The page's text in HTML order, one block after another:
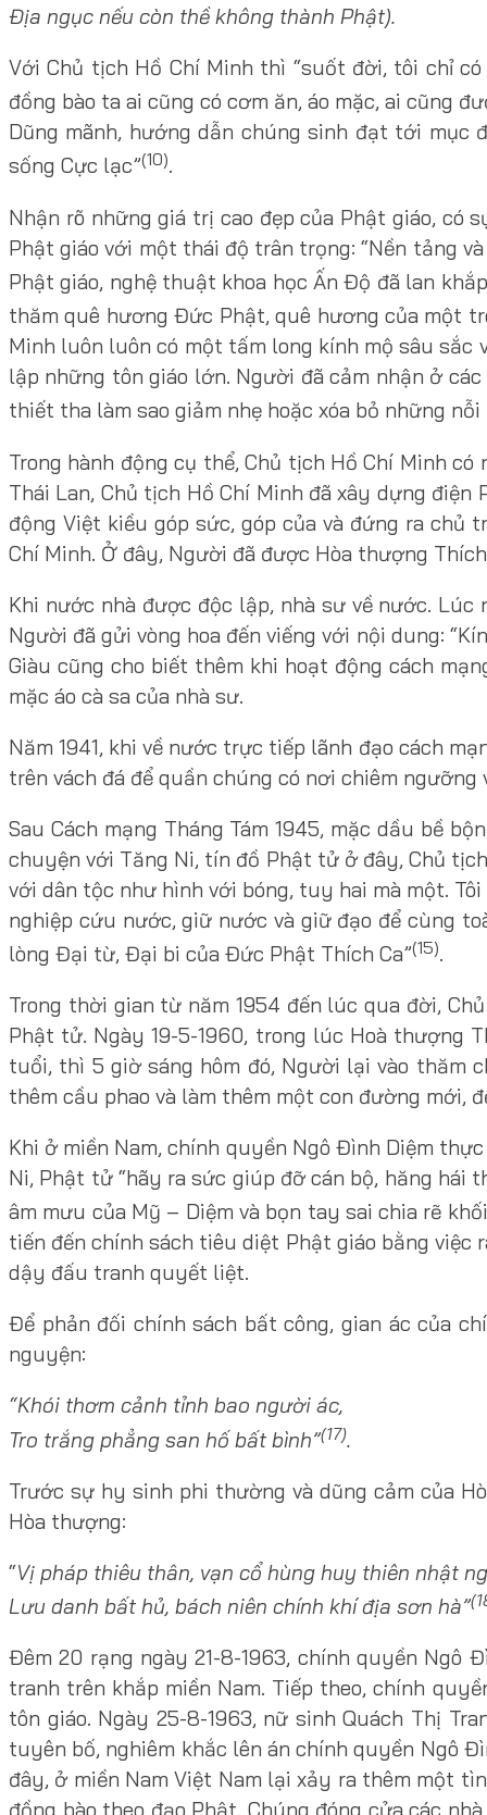
Địa ngục nếu còn thề không thành Phật).
Với Chủ tịch Hồ Chí Minh thì “suốt đời, tôi chỉ
đồng bào ta ai cũng có cơm ăn, áo mặc, ai cũng
Dũng mãnh, hướng dẫn chúng sinh đạt tới mục
sống Cực lạc”(10).
Nhận rõ những giá trị cao đẹp của Phật giáo,
Phật giáo với một thái độ trân trọng: “Nền tảng
Phật giáo, nghệ thuật khoa học Ấn Độ đã lan
thăm quê hương Đức Phật, quê hương của một
Minh luôn luôn có một tấm long kính mộ sâu
lập những tôn giáo lớn. Người đã cảm nhận ở
thiết tha làm sao giảm nhẹ hoặc xóa bỏ những
Trong hành động cụ thể, Chủ tịch Hồ Chí Minh
Thái Lan, Chủ tịch Hồ Chí Minh đã xây dựng
động Việt kiều góp sức, góp của và đứng ra chủ
Chí Minh. Ở đây, Người đã được Hòa thượng
Khi nước nhà được độc lập, nhà sư về nước.
Người đã gửi vòng hoa đến viếng với nội dung:
Giàu cũng cho biết thêm khi hoạt động cách
mặc áo cà sa của nhà sư.
Năm 1941, khi về nước trực tiếp lãnh đạo cách
trên vách đá để quần chúng có nơi chiêm ngưỡng
Sau Cách mạng Tháng Tám 1945, mặc dầu bề
chuyện với Tăng Ni, tín đồ Phật tử ở đây, Chủ
với dân tộc như hình với bóng, tuy hai mà một.
nghiệp cứu nước, giữ nước và giữ đạo để cùng
lòng Đại từ, Đại bi của Đức Phật Thích Ca”(15).
Trong thời gian từ năm 1954 đến lúc qua đời,
Phật tử. Ngày 19-5-1960, trong lúc Hoà thượng
tuổi, thì 5 giờ sáng hôm đó, Người lại vào thăm
thêm cầu phao và làm thêm một con đường mới,
Khi ở miền Nam, chính quyền Ngô Đình Diệm
Ni, Phật tử “hãy ra sức giúp đỡ cán bộ, hăng hái
âm mưu của Mỹ – Diệm và bọn tay sai chia rẽ
tiến đến chính sách tiêu diệt Phật giáo bằng việc
dậy đấu tranh quyết liệt.
Để phản đối chính sách bất công, gian ác của
nguyện:
“Khói thơm cảnh tỉnh bao người ác,
Tro trắng phẳng san hố bất bình”(17).
Trước sự hy sinh phi thường và dũng cảm của
Hòa thượng:
“Vị pháp thiêu thân, vạn cổ hùng huy thiên nhật
Lưu danh bất hủ, bách niên chính khí địa sơn hà”
Đêm 20 rạng ngày 21-8-1963, chính quyền Ngô
tranh trên khắp miền Nam. Tiếp theo, chính
tôn giáo. Ngày 25-8-1963, nữ sinh Quách Thị
tuyên bố, nghiêm khắc lên án chính quyền Ngô
đây, ở miền Nam Việt Nam lại xảy ra thêm một
đồng bào theo đạo Phật. Chúng đóng cửa các